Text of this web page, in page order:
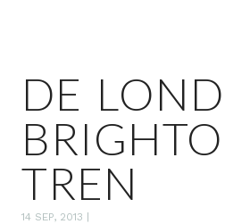
DE
TREN
14 SEP, 2013